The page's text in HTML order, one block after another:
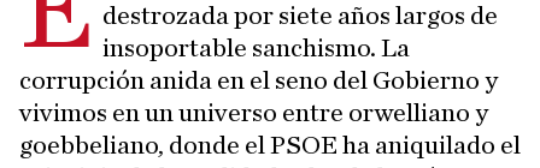
destrozada por siete años largos de
insoportable sanchismo. La
corrupción anida en el seno del Gobierno y
vivimos en un universo entre orwelliano y
goebbeliano, donde el PSOE ha aniquilado el